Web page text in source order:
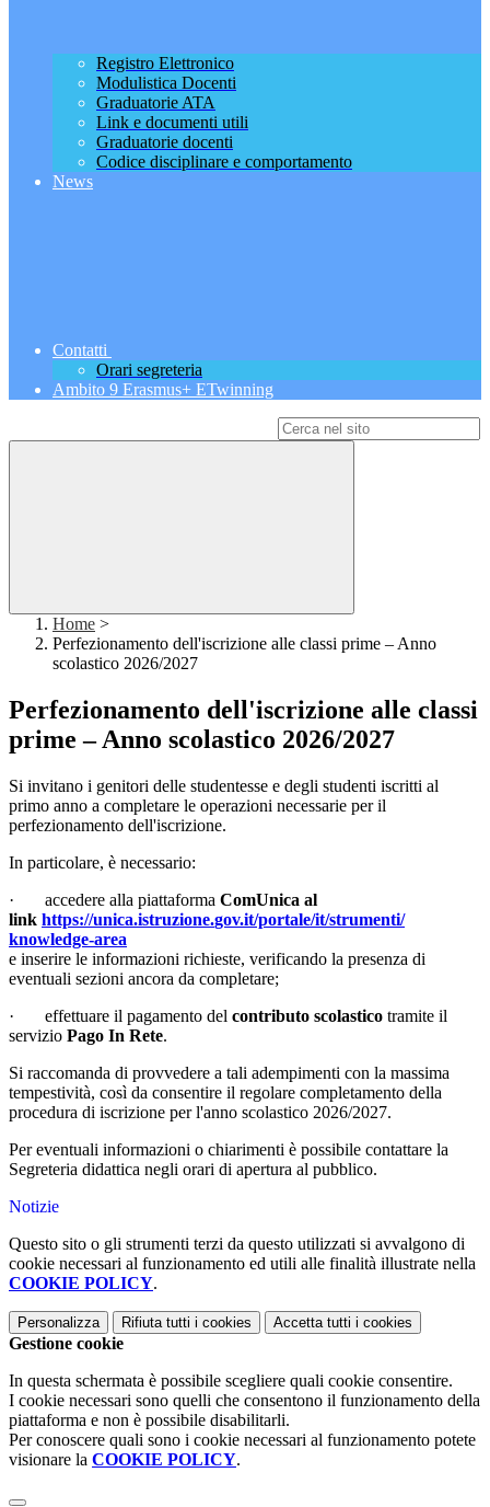
Registro Elettronico
Modulistica Docenti
Graduatorie ATA
Link e documenti utili
Graduatorie docenti
Codice disciplinare e comportamento
News
Contatti
Orari segreteria
Ambito 9 Erasmus+ ETwinning
Home >
Perfezionamento dell'iscrizione alle classi prime – Anno
scolastico 2026/2027
Perfezionamento dell'iscrizione alle classi
prime – Anno scolastico 2026/2027
Si invitano i genitori delle studentesse e degli studenti iscritti al
primo anno a completare le operazioni necessarie per il
perfezionamento dell'iscrizione.
In particolare, è necessario:
·
accedere alla piattaforma ComUnica al
link https://unica.istruzione.gov.it/portale/it/strumenti/
knowledge-area
e inserire le informazioni richieste, verificando la presenza di
eventuali sezioni ancora da completare;
·
effettuare il pagamento del contributo scolastico tramite il
servizio Pago In Rete.
Si raccomanda di provvedere a tali adempimenti con la massima
tempestività, così da consentire il regolare completamento della
procedura di iscrizione per l'anno scolastico 2026/2027.
Per eventuali informazioni o chiarimenti è possibile contattare la
Segreteria didattica negli orari di apertura al pubblico.
Notizie
Questo sito o gli strumenti terzi da questo utilizzati si avvalgono di
cookie necessari al funzionamento ed utili alle finalità illustrate nella
COOKIE POLICY.
Personalizza Rifiuta tutti i cookies Accetta tutti i cookies
Gestione cookie
In questa schermata è possibile scegliere quali cookie consentire.
I cookie necessari sono quelli che consentono il funzionamento della
piattaforma e non è possibile disabilitarli.
Per conoscere quali sono i cookie necessari al funzionamento potete
visionare la COOKIE POLICY.